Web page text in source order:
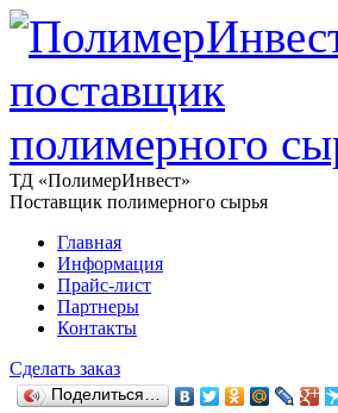
ТД «ПолимерИнвест»
Поставщик полимерного сырья
Главная
Информация
Прайс-лист
Партнеры
Контакты
Сделать заказ
Поделиться…